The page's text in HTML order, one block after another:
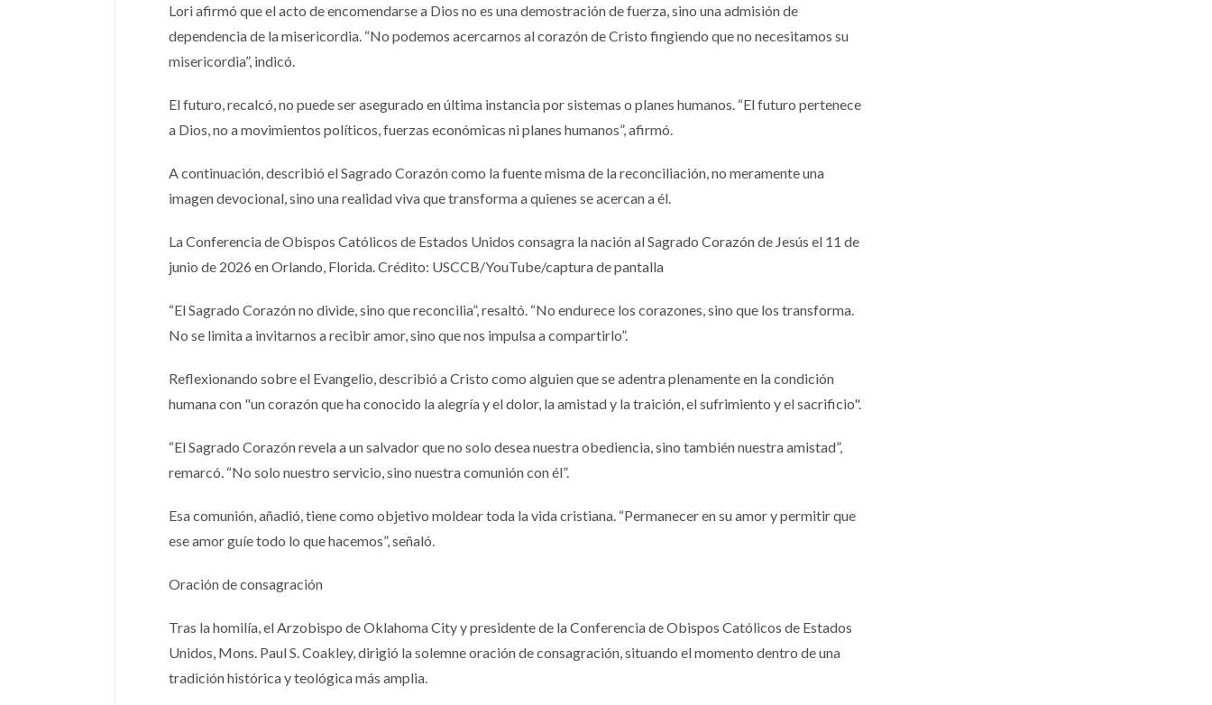
Lori afirmó que el acto de encomendarse a Dios no es una demostración de fuerza, sino una admisión de
dependencia de la misericordia. “No podemos acercarnos al corazón de Cristo fingiendo que no necesitamos su
misericordia”, indicó.
El futuro, recalcó, no puede ser asegurado en última instancia por sistemas o planes humanos. “El futuro pertenece
a Dios, no a movimientos políticos, fuerzas económicas ni planes humanos”, afirmó.
A continuación, describió el Sagrado Corazón como la fuente misma de la reconciliación, no meramente una
imagen devocional, sino una realidad viva que transforma a quienes se acercan a él.
La Conferencia de Obispos Católicos de Estados Unidos consagra la nación al Sagrado Corazón de Jesús el 11 de
junio de 2026 en Orlando, Florida. Crédito: USCCB/YouTube/captura de pantalla
“El Sagrado Corazón no divide, sino que reconcilia”, resaltó. “No endurece los corazones, sino que los transforma.
No se limita a invitarnos a recibir amor, sino que nos impulsa a compartirlo”.
Reflexionando sobre el Evangelio, describió a Cristo como alguien que se adentra plenamente en la condición
humana con "un corazón que ha conocido la alegría y el dolor, la amistad y la traición, el sufrimiento y el sacrificio".
“El Sagrado Corazón revela a un salvador que no solo desea nuestra obediencia, sino también nuestra amistad”,
remarcó. “No solo nuestro servicio, sino nuestra comunión con él”.
Esa comunión, añadió, tiene como objetivo moldear toda la vida cristiana. “Permanecer en su amor y permitir que
ese amor guíe todo lo que hacemos”, señaló.
Oración de consagración
Tras la homilía, el Arzobispo de Oklahoma City y presidente de la Conferencia de Obispos Católicos de Estados
Unidos, Mons. Paul S. Coakley, dirigió la solemne oración de consagración, situando el momento dentro de una
tradición histórica y teológica más amplia.